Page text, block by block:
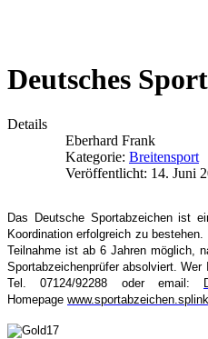
Deutsches
Details
Eberhard Frank
Kategorie: Breitensport
Veröffentlicht: 14. Juni
Das Deutsche Sportabzeichen ist
Koordination erfolgreich zu
Teilnahme ist ab 6
Sportabzeichenprüfer absolviert.
Tel. 07124/92288 oder email:
Homepage